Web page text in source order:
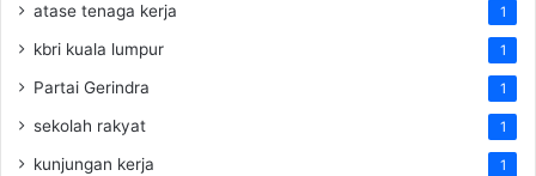
atase tenaga kerja 1
kbri kuala lumpur 1
Partai Gerindra 1
sekolah rakyat 1
kunjungan kerja 1